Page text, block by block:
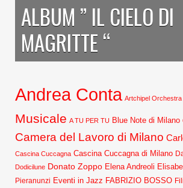
ALBUM ” IL CIELO DI
MAGRITTE “
Andrea Conta Artchipel Orchestra
Musicale A TU PER TU Blue Note di Milano
Camera del Lavoro di Milano
Cascina Cuccagna Cascina Cuccagna di Milano
Dodicilune Donato Zoppo Elena Andreoli
Pieranunzi Eventi in Jazz FABRIZIO BOSSO